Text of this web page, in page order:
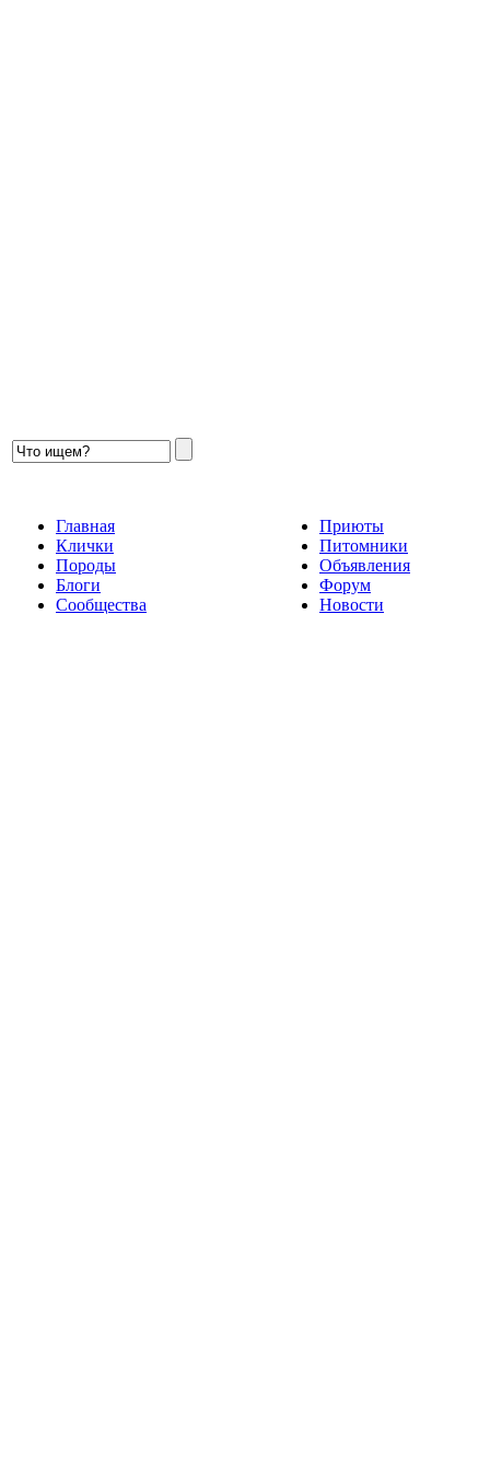
Главная
Клички
Породы
Блоги
Сообщества
Приюты
Питомники
Объявления
Форум
Новости